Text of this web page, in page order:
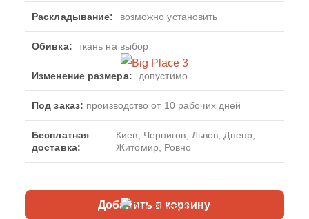
Раскладывание: возможно установить
Обивка: ткань на выбор
Изменение размера: допустимо
Под заказ: производство от 10 рабочих дней
Бесплатная
доставка:
Киев, Чернигов, Львов, Днепр,
Житомир, Ровно
Добавить в корзину